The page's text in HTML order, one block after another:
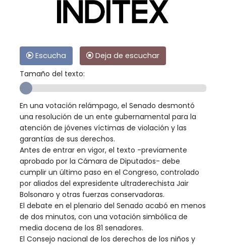
Escucha
Deja de escuchar
Tamaño del texto:
En una votación relámpago, el Senado desmontó
una resolución de un ente gubernamental para la
atención de jóvenes víctimas de violación y las
garantías de sus derechos.
Antes de entrar en vigor, el texto -previamente
aprobado por la Cámara de Diputados- debe
cumplir un último paso en el Congreso, controlado
por aliados del expresidente ultraderechista Jair
Bolsonaro y otras fuerzas conservadoras.
El debate en el plenario del Senado acabó en menos
de dos minutos, con una votación simbólica de
media docena de los 81 senadores.
El Consejo nacional de los derechos de los niños y